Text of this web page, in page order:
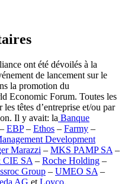
ont été dévoilés à la
de lancement sur le
la promotion du
Economic Forum. Toutes les
têtes d’entreprise et/ou par
Il y avait: la Banque
– EBP– Ethos – Farmy –
Development
Marazzi – MKS PAMP SA –
CIE SA – Roche Holding –
Group – UMEO SA –
AG et Loyco.